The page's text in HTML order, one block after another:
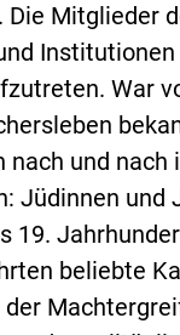
Die Mitglieder
War
nach und
Jüdinnen
19.
beliebte